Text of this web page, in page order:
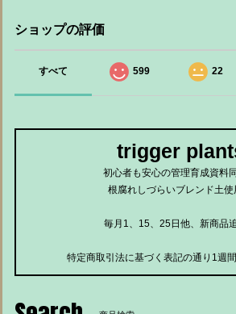
ショップの評価
すべて 599 22
trigger
初心者も安心の管理育成資料同
根腐れしづらいブレンド土使
毎月1、15、25日他、新商品追
特定商取引法に基づく表記の通り1週間